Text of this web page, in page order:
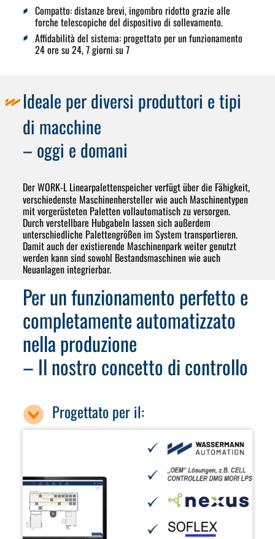
Compatto:distanze brevi, ingombro ridotto grazie alle
forche telescopiche del dispositivo di sollevamento.
Affidabilità del sistema:progettato per un funzionamento
24 ore su 24, 7 giorni su 7
Ideale per diversi produttori e tipi
di macchine
– oggi e domani
DerWORK-LLinearpalettenspeicherverfügt über die Fähigkeit,
verschiedenste Maschinenhersteller wie auch Maschinentypen
mit vorgerüsteten Paletten vollautomatisch zu versorgen.
Durch verstellbare Hubgabeln lassen sich außerdem
unterschiedliche Palettengrößen im System transportieren.
Damit auch der existierende Maschinenpark weiter genutzt
werden kann sind sowohl Bestandsmaschinen wie auch
Neuanlagen integrierbar.
Per un funzionamento perfetto e
completamente automatizzato
nella produzione
– Il nostro concetto di controllo
Progettato per il: